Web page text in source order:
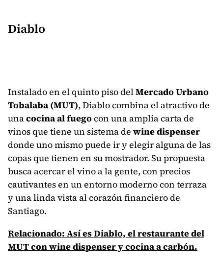
Diablo
Instalado en el quinto piso delMercado Urbano
Tobalaba (MUT), Diablo combina el atractivo de
unacocina al fuegocon una amplia carta de
vinos que tiene un sistema de wine dispenser
donde uno mismo puede ir y elegir alguna de las
copas que tienen en su mostrador. Su propuesta
busca acercar el vino a la gente, con precios
cautivantes en un entorno moderno con terraza
y una linda vista al corazón financiero de
Santiago.
Relacionado: Así es Diablo, el restaurante del
MUT con wine dispenser y cocina a carbón.